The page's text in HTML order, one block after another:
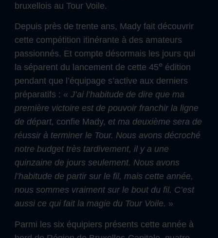
bruxellois au Tour Voile.
Depuis près de trente ans, Mady fait découvrir
cette compétition itinérante à des amateurs
passionnés. Et compte désormais les jours qui
la séparent du lancement de cette 45e édition
pendant que l’équipage s’active aux derniers
préparatifs : « J’ai l’habitude de dire que ma
première victoire est de pouvoir franchir la ligne
de départ, confie Mady, et ma deuxième sera de
réussir à terminer le Tour. Nous avons décroché
notre budget très tardivement, il y a une
quinzaine de jours seulement. Nous avons
l’habitude de partir sur le fil, mais cette année,
nous sommes vraiment sur le bout du fil. C’est
aussi ce qui fait la magie du Tour Voile. »
Parmi les six équipiers présents cette année à